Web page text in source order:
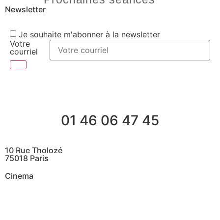
Newsletter
Je souhaite m'abonner à la newsletter
Votre
courriel
01 46 06 47 45
10 Rue Tholozé
75018 Paris
Cinema